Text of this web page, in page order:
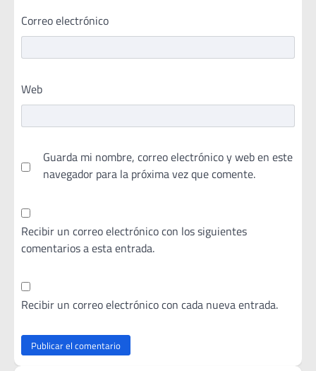
Correo electrónico
Web
Guarda mi nombre, correo electrónico y web en este
navegador para la próxima vez que comente.
Recibir un correo electrónico con los siguientes
comentarios a esta entrada.
Recibir un correo electrónico con cada nueva entrada.